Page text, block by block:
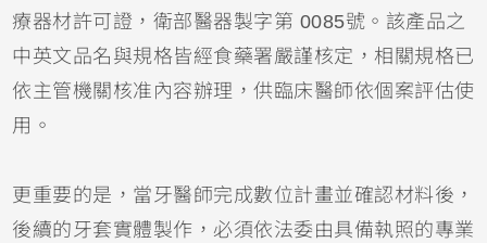
療器材許可證，衛部醫器製字第 0085號。該產品之
中英文品名與規格皆經食藥署嚴謹核定，相關規格已
依主管機關核准內容辦理，供臨床醫師依個案評估使
用。
更重要的是，當牙醫師完成數位計畫並確認材料後，
後續的牙套實體製作，必須依法委由具備執照的專業